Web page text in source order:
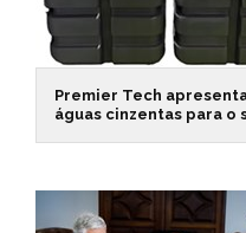
Premier Tech
águas cinzentas para